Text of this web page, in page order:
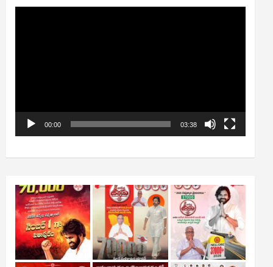
00:00 03:38